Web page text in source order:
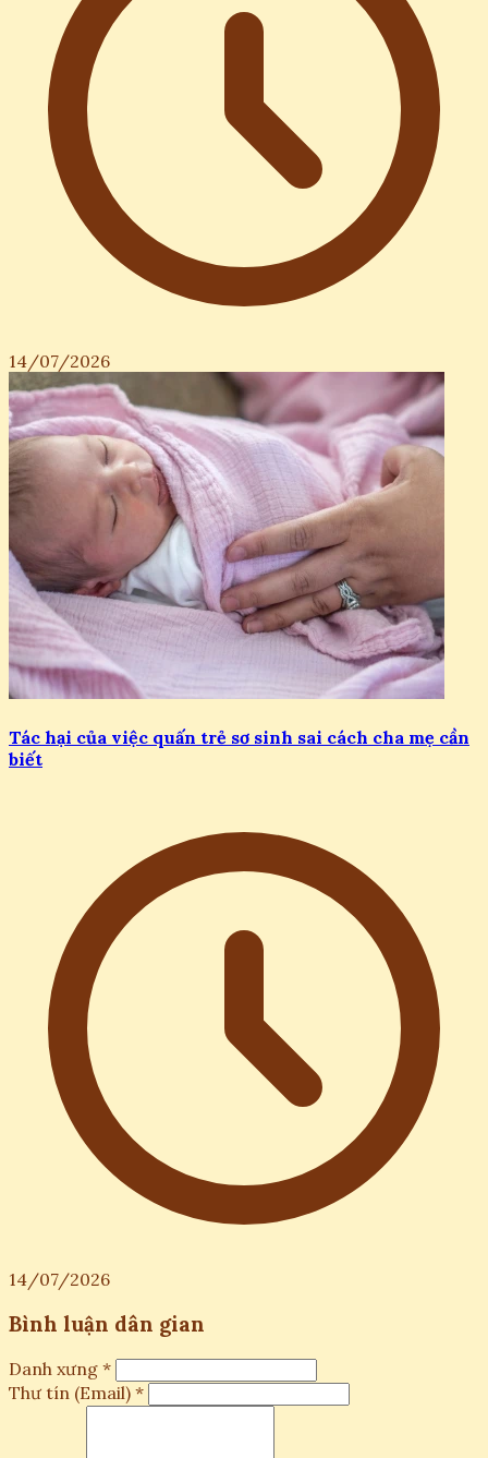
14/07/2026
Tác hại của việc quấn trẻ sơ sinh sai cách cha mẹ cần
biết
14/07/2026
Bình luận dân gian
Danh xưng *
Thư tín (Email) *